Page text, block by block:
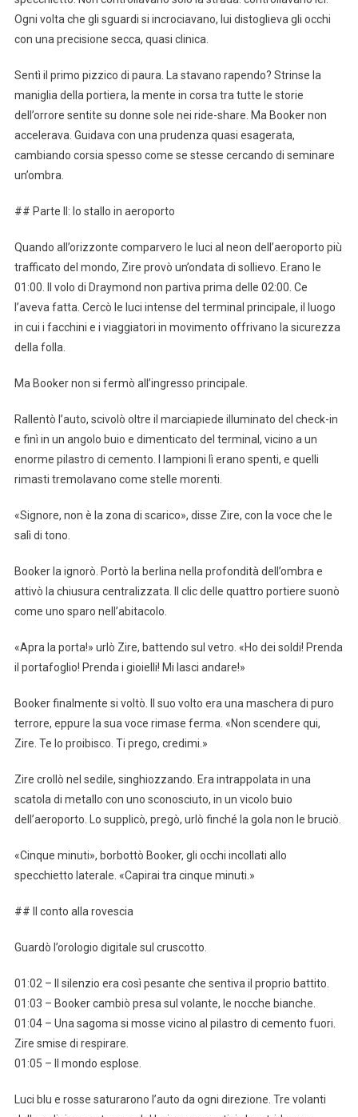
Ogni volta che gli sguardi si incrociavano, lui distoglieva gli occhi
con una precisione secca, quasi clinica.
Sentì il primo pizzico di paura. La stavano rapendo? Strinse la
maniglia della portiera, la mente in corsa tra tutte le storie
dell’orrore sentite su donne sole nei ride-share. Ma Booker non
accelerava. Guidava con una prudenza quasi esagerata,
cambiando corsia spesso come se stesse cercando di seminare
un’ombra.
## Parte II: lo stallo in aeroporto
Quando all’orizzonte comparvero le luci al neon dell’aeroporto più
trafficato del mondo, Zire provò un’ondata di sollievo. Erano le
01:00. Il volo di Draymond non partiva prima delle 02:00. Ce
l’aveva fatta. Cercò le luci intense del terminal principale, il luogo
in cui i facchini e i viaggiatori in movimento offrivano la sicurezza
della folla.
Ma Booker non si fermò all’ingresso principale.
Rallentò l’auto, scivolò oltre il marciapiede illuminato del check-in
e finì in un angolo buio e dimenticato del terminal, vicino a un
enorme pilastro di cemento. I lampioni lì erano spenti, e quelli
rimasti tremolavano come stelle morenti.
«Signore, non è la zona di scarico», disse Zire, con la voce che le
salì di tono.
Booker la ignorò. Portò la berlina nella profondità dell’ombra e
attivò la chiusura centralizzata. Il clic delle quattro portiere suonò
come uno sparo nell’abitacolo.
«Apra la porta!» urlò Zire, battendo sul vetro. «Ho dei soldi! Prenda
il portafoglio! Prenda i gioielli! Mi lasci andare!»
Booker finalmente si voltò. Il suo volto era una maschera di puro
terrore, eppure la sua voce rimase ferma. «Non scendere qui,
Zire. Te lo proibisco. Ti prego, credimi.»
Zire crollò nel sedile, singhiozzando. Era intrappolata in una
scatola di metallo con uno sconosciuto, in un vicolo buio
dell’aeroporto. Lo supplicò, pregò, urlò finché la gola non le bruciò.
«Cinque minuti», borbottò Booker, gli occhi incollati allo
specchietto laterale. «Capirai tra cinque minuti.»
## Il conto alla rovescia
Guardò l’orologio digitale sul cruscotto.
01:02 – Il silenzio era così pesante che sentiva il proprio battito.
01:03 – Booker cambiò presa sul volante, le nocche bianche.
01:04 – Una sagoma si mosse vicino al pilastro di cemento fuori.
Zire smise di respirare.
01:05 – Il mondo esplose.
Luci blu e rosse saturarono l’auto da ogni direzione. Tre volanti